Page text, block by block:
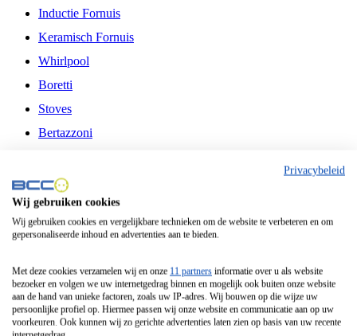
Inductie Fornuis
Keramisch Fornuis
Whirlpool
Boretti
Stoves
Bertazzoni
Fitelli
Airfryer
Frituurpan
Contactgrill
Broodbakmachine
Broodrooster
Privacybeleid
Wij gebruiken cookies
Wij gebruiken cookies en vergelijkbare technieken om de website te verbeteren en om
gepersonaliseerde inhoud en advertenties aan te bieden.
Met deze cookies verzamelen wij en onze 11 partners informatie over u als website
bezoeker en volgen we uw internetgedrag binnen en mogelijk ook buiten onze website
aan de hand van unieke factoren, zoals uw IP-adres. Wij bouwen op die wijze uw
persoonlijke profiel op. Hiermee passen wij onze website en communicatie aan op uw
voorkeuren. Ook kunnen wij zo gerichte advertenties laten zien op basis van uw recente